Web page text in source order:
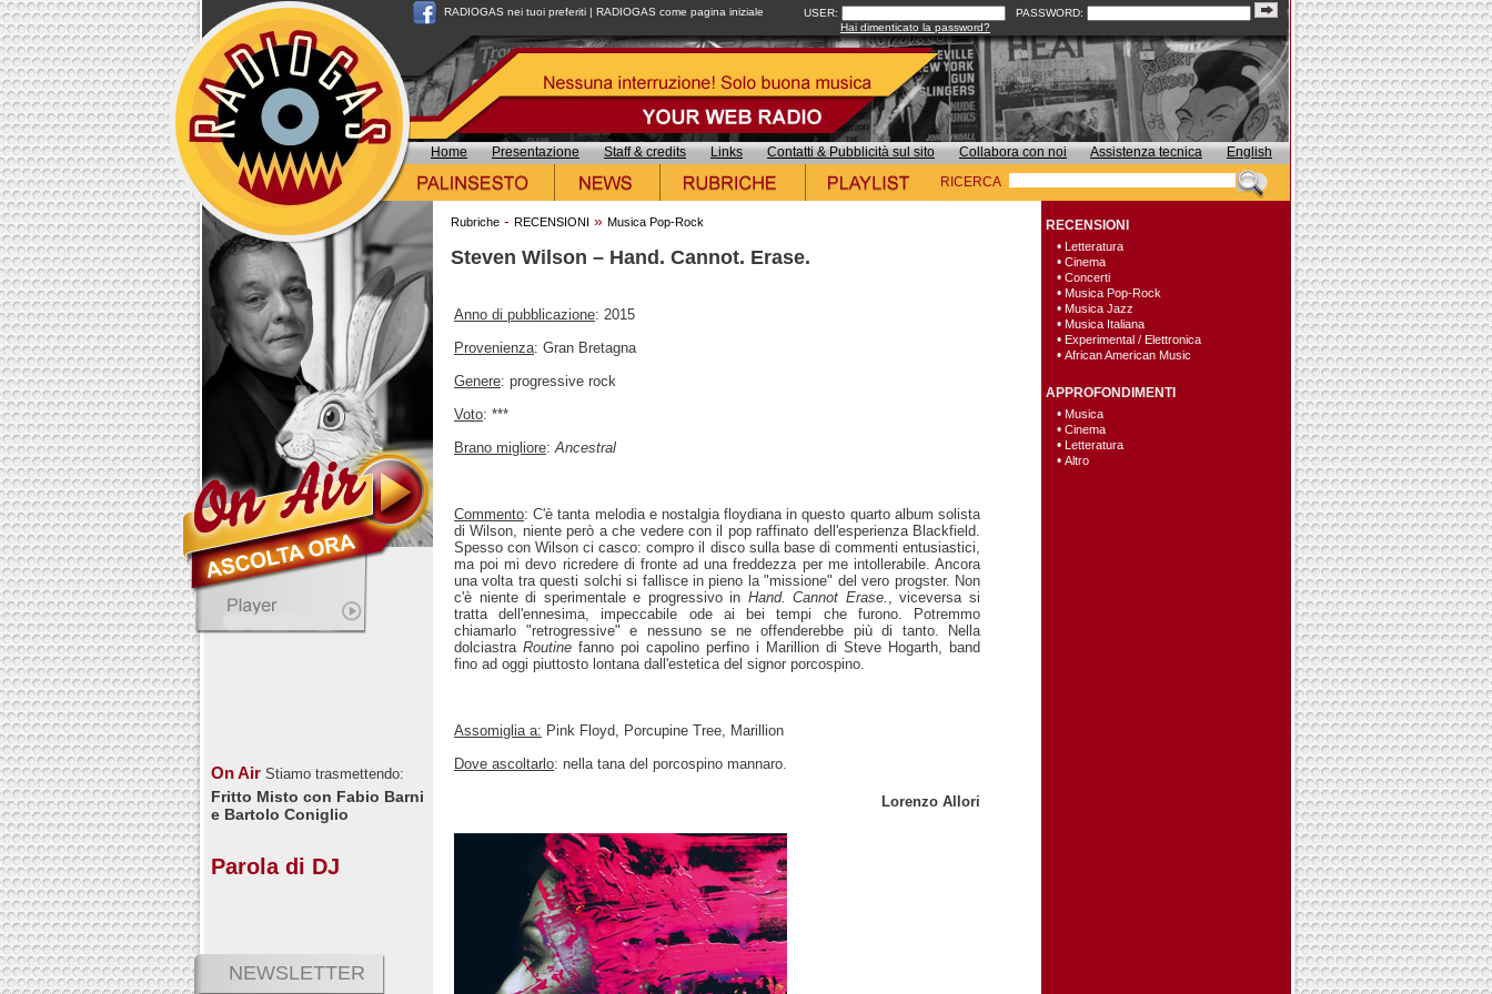
RADIOGAS nei tuoi preferiti | RADIOGAS come pagina iniziale USER:
PASSWORD:
Hai dimenticato la password?
Home Presentazione Staff & credits Links Contatti & Pubblicità sul sito Collabora con noi Assistenza tecnica
English
RICERCA
On Air Stiamo trasmettendo:
Fritto Misto con Fabio Barni
e Bartolo Coniglio
Parola di DJ
NEWSLETTER
Rubriche - RECENSIONI » Musica Pop-Rock
Steven Wilson – Hand. Cannot. Erase.
Anno di pubblicazione: 2015
Provenienza: Gran Bretagna
Genere: progressive rock
Voto: ***
Brano migliore: Ancestral
Commento: C'è tanta melodia e nostalgia floydiana in questo quarto album solista
di Wilson, niente però a che vedere con il pop raffinato dell'esperienza Blackfield.
Spesso con Wilson ci casco: compro il disco sulla base di commenti entusiastici,
ma poi mi devo ricredere di fronte ad una freddezza per me intollerabile. Ancora
una volta tra questi solchi si fallisce in pieno la "missione" del vero progster. Non
c'è niente di sperimentale e progressivo in Hand. Cannot Erase.
, viceversa si
tratta dell'ennesima, impeccabile ode ai bei tempi che furono. Potremmo
chiamarlo "retrogressive" e nessuno se ne offenderebbe più di tanto. Nella
dolciastra Routine fanno poi capolino perfino i Marillion di Steve Hogarth, band
fino ad oggi piuttosto lontana dall'estetica del signor porcospino.
Assomiglia a: Pink Floyd, Porcupine Tree, Marillion
Dove ascoltarlo: nella tana del porcospino mannaro.
Lorenzo Allori
RECENSIONI
• Letteratura
• Cinema
• Concerti
• Musica Pop-Rock
• Musica Jazz
• Musica Italiana
• Experimental / Elettronica
• African American Music
APPROFONDIMENTI
• Musica
• Cinema
• Letteratura
• Altro